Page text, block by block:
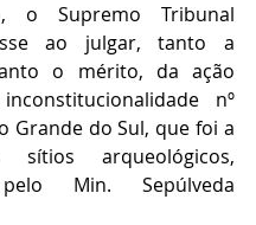
o Supremo Tribunal
ao julgar, tanto a
o mérito, da ação
nº
Grande do Sul, que foi a
arqueológicos,
Min. Sepúlveda